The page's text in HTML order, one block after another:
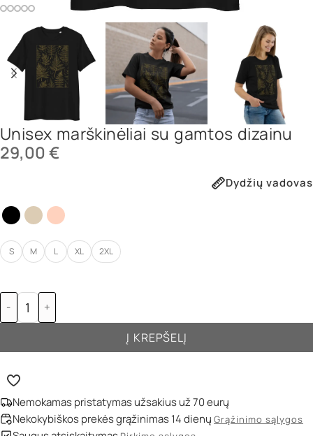
Unisex marškinėliai su gamtos dizainu
29,00€
Dydžių vadovas
S M L XL 2XL
- +
Į KREPŠELĮ
Nemokamas pristatymas užsakius už 70 eurų
Nekokybiškos prekės grąžinimas 14 dienų Grąžinimo sąlygos